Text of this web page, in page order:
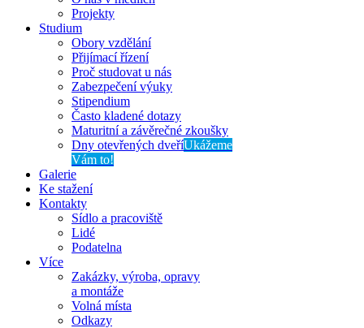
Projekty
Studium
Obory vzdělání
Přijímací řízení
Proč studovat u nás
Zabezpečení výuky
Stipendium
Často kladené dotazy
Maturitní a závěrečné zkoušky
Dny otevřených dveříUkážeme
Vám to!
Galerie
Ke stažení
Kontakty
Sídlo a pracoviště
Lidé
Podatelna
Více
Zakázky, výroba, opravy
a montáže
Volná místa
Odkazy